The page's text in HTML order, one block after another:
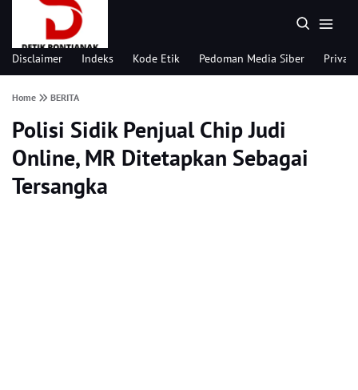
Disclaimer Indeks Kode Etik Pedoman Media Siber
Home BERITA
Polisi Sidik Penjual Chip Judi
Online, MR Ditetapkan Sebagai
Tersangka